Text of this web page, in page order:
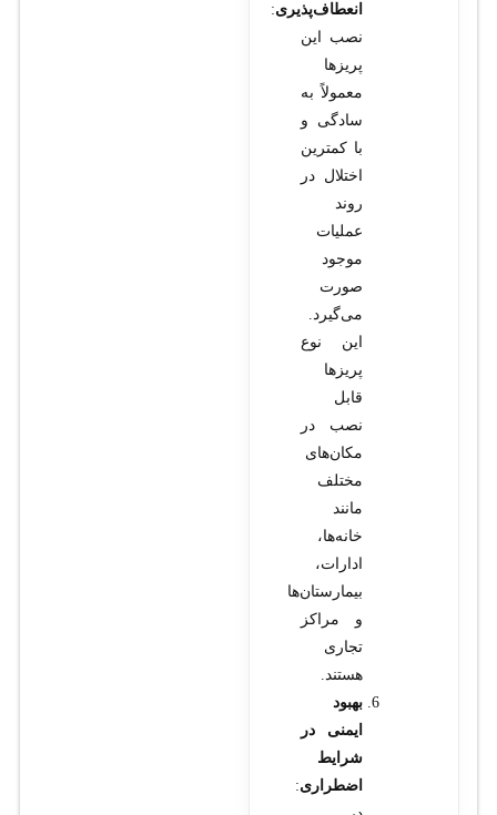
انعطاف‌پذیری:
نصب این
پریزها
معمولاً به
سادگی و
با کمترین
اختلال در
روند
عملیات
موجود
صورت
می‌گیرد.
این نوع
پریزها
قابل
نصب در
مکان‌های
مختلف
مانند
خانه‌ها،
ادارات،
بیمارستان‌ها
و مراکز
تجاری
هستند.
بهبود
ایمنی در
شرایط
اضطراری: